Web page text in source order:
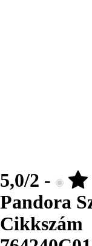
5,0/2 -
Pandora
Cikkszám